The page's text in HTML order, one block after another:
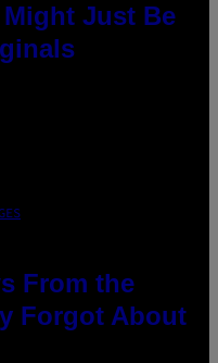
Just Be
From the
Forgot About